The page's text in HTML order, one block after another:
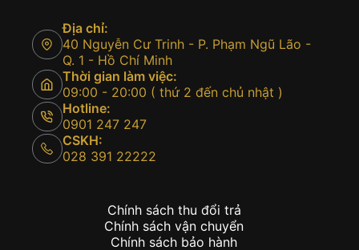
Địa chỉ:
40 Nguyễn Cư Trinh - P. Phạm Ngũ Lão -
Q. 1 - Hồ Chí Minh
Thời gian làm việc:
09:00 - 20:00 ( thứ 2 đến chủ nhật )
Hotline:
0901 247 247
CSKH:
028 391 22222
Chính sách thu đổi trả
Chính sách vận chuyển
Chính sách bảo hành